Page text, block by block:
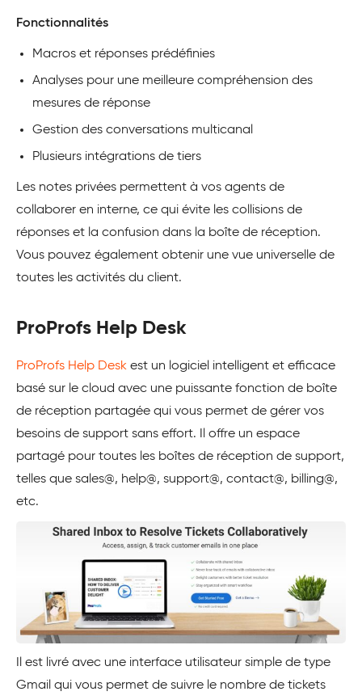
Fonctionnalités
Macros et réponses prédéfinies
Analyses pour une meilleure compréhension des
mesures de réponse
Gestion des conversations multicanal
Plusieurs intégrations de tiers
Les notes privées permettent à vos agents de
collaborer en interne, ce qui évite les collisions de
réponses et la confusion dans la boîte de réception.
Vous pouvez également obtenir une vue universelle de
toutes les activités du client.
ProProfs Help Desk
ProProfs Help Desk est un logiciel intelligent et efficace
basé sur le cloud avec une puissante fonction de boîte
de réception partagée qui vous permet de gérer vos
besoins de support sans effort. Il offre un espace
partagé pour toutes les boîtes de réception de support,
telles que sales@, help@, support@, contact@, billing@,
etc.
Il est livré avec une interface utilisateur simple de type
Gmail qui vous permet de suivre le nombre de tickets